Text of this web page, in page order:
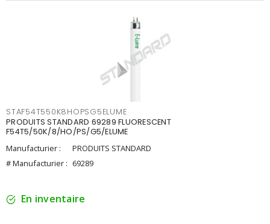
STAF54T550K8HOPSG5ELUME
PRODUITS STANDARD 69289 FLUORESCENT
F54T5/50K/8/HO/PS/G5/ELUME
Manufacturier :
PRODUITS STANDARD
# Manufacturier : 69289
En inventaire